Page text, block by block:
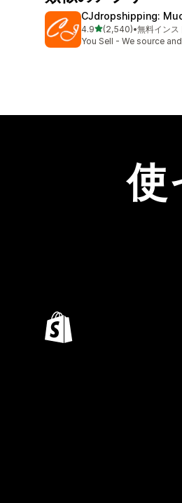
CJdropshipping:
4.95つ星中
(2,540)
合計レビュー数：2540件
•無料インス
You Sell - We source
使